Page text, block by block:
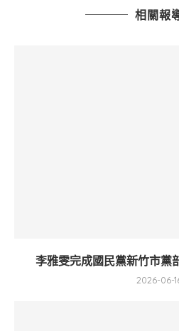
相關報
李雅雯完成國民黨新竹市
2026-06-